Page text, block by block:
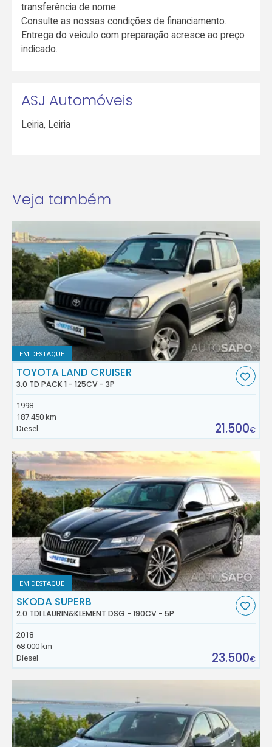
transferência de nome.
Consulte as nossas condições de financiamento.
Entrega do veiculo com preparação acresce ao preço
indicado.
ASJ Automóveis
Leiria, Leiria
Veja também
EM DESTAQUE
TOYOTA LAND CRUISER
3.0 TD PACK 1 - 125CV - 3P
1998
187.450 km
Diesel
21.500€
EM DESTAQUE
SKODA SUPERB
2.0 TDI LAURIN&KLEMENT DSG - 190CV - 5P
2018
68.000 km
Diesel
23.500€